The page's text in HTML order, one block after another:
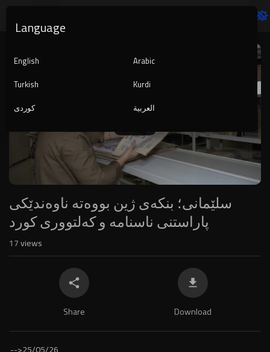
Player
auto
سلێمانی؛ بنکەی ژین بووەتە ناوەندێکی
پاراستنی ناسنامە و کەلتووری کورد
17views
Share Download
Language
English
Arabic
Turkish
Kurdi
کوردی
العربية